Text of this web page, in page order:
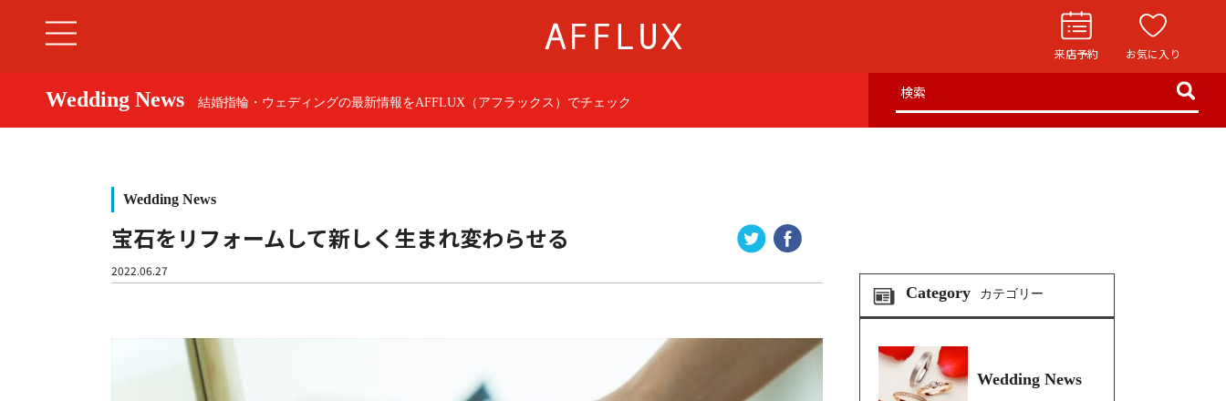
来店予約 お気に入り
商品カテゴリ
パーフェクトセットリング
AFFLUXについて
ゆびわ言葉®
クオリティ
お役立ち記事
フェア・ニュース
ブログ・お客様の声
カタログ請求
Wedding News 結婚指輪・ウェディングの最新情報をAFFLUX（アフラックス）でチェック
検索
Wedding News
宝石をリフォームして新しく生まれ変わらせる
2022.06.27
Category カテゴリー
Wedding News